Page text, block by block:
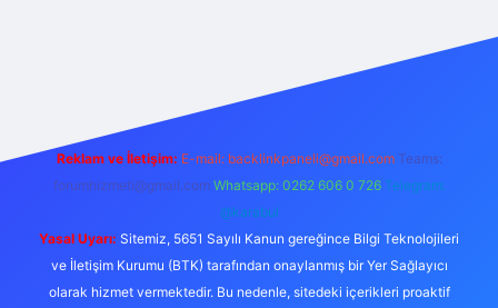
Reklam ve İletişim: E-mail: backlinkpaneli@gmail.com Teams:
forumhizmeti@gmail.com Whatsapp: 0262 606 0 726 Telegram:
@karabul
Yasal Uyarı: Sitemiz, 5651 Sayılı Kanun gereğince Bilgi Teknolojileri
ve İletişim Kurumu (BTK) tarafından onaylanmış bir Yer Sağlayıcı
olarak hizmet vermektedir. Bu nedenle, sitedeki içerikleri proaktif